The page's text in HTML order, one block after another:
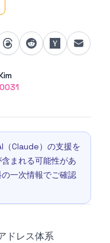
（Claude）の支援を
まれる可能性があ
一次情報でご確認
ドレス体系